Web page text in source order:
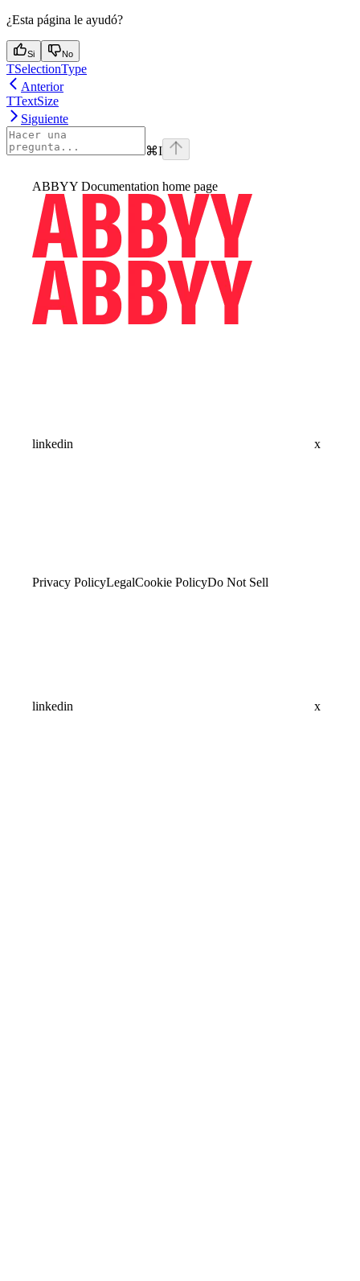
¿Esta página le ayudó?
Si No
TSelectionType
Anterior
TTextSize
Siguiente
⌘I
ABBYY Documentation home page
linkedin x
Privacy PolicyLegalCookie PolicyDo Not Sell
linkedin x